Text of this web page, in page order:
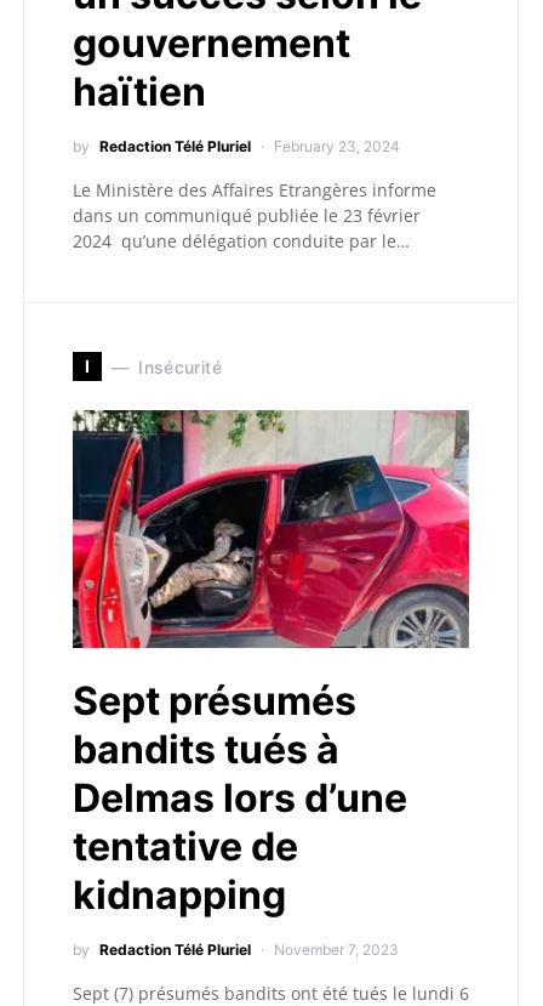
gouvernement
haïtien
by Redaction Télé Pluriel February 23, 2024
Le Ministère des Affaires Etrangères informe
dans un communiqué publiée le 23 février
2024 qu’une délégation conduite par le…
I Insécurité
Sept présumés
bandits tués à
Delmas lors d’une
tentative de
kidnapping
by Redaction Télé Pluriel November 7, 2023
Sept (7) présumés bandits ont été tués le lundi 6